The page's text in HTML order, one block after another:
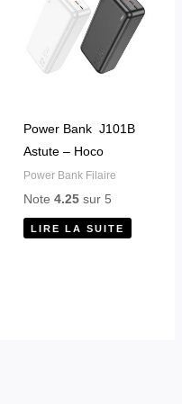
Power Bank J101B
Astute – Hoco
Power Bank Filaire
Note 4.25sur 5
LIRE LA SUITE